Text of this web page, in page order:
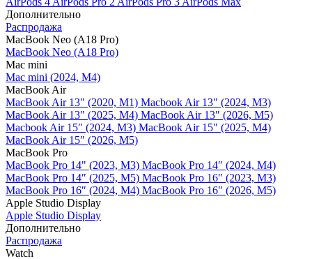
Дополнительно
Распродажа
MacBook Neo (A18 Pro)
MacBook Neo (A18 Pro)
Mac mini
Mac mini (2024, M4)
MacBook Air
MacBook Air 13" (2020, M1) Macbook Air 13" (2024, M3)
MacBook Air 13" (2025, M4) MacBook Air 13″ (2026, M5)
Macbook Air 15" (2024, M3) MacBook Air 15" (2025, M4)
MacBook Air 15″ (2026, M5)
MacBook Pro
MacBook Pro 14" (2023, M3) MacBook Pro 14″ (2024, M4)
MacBook Pro 14″ (2025, M5) MacBook Pro 16" (2023, M3)
MacBook Pro 16″ (2024, M4) MacBook Pro 16" (2026, M5)
Apple Studio Display
Apple Studio Display
Дополнительно
Распродажа
Watch